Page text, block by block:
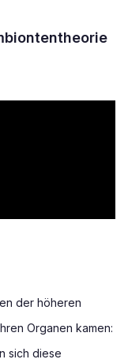
der höheren
Organen kamen:
sich diese